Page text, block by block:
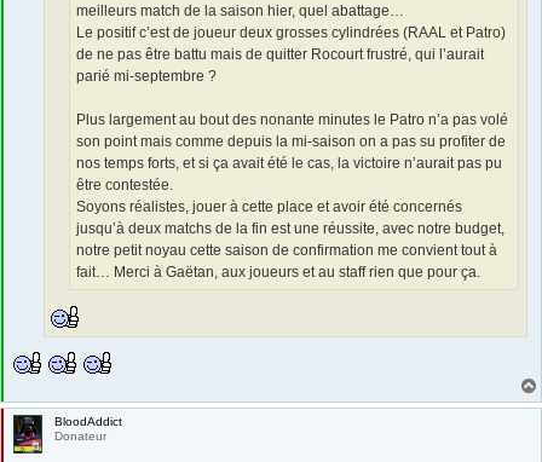
meilleurs match de la saison hier, quel abattage…
Le positif c’est de joueur deux grosses cylindrées (RAAL et Patro)
de ne pas être battu mais de quitter Rocourt frustré, qui l’aurait
parié mi-septembre ?
Plus largement au bout des nonante minutes le Patro n’a pas volé
son point mais comme depuis la mi-saison on a pas su profiter de
nos temps forts, et si ça avait été le cas, la victoire n’aurait pas pu
être contestée.
Soyons réalistes, jouer à cette place et avoir été concernés
jusqu’à deux matchs de la fin est une réussite, avec notre budget,
notre petit noyau cette saison de confirmation me convient tout à
fait… Merci à Gaëtan, aux joueurs et au staff rien que pour ça.
BloodAddict
Donateur